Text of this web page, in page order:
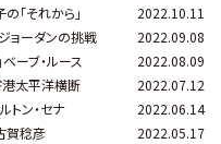
「それから」
2022.10.11
ョーダンの挑戦
2022.09.08
ーブ・ルース
2022.08.09
太平洋横断
2022.07.12
ン・セナ
2022.06.14
賀稔彦
2022.05.17